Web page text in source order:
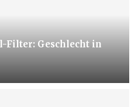
Filter: Geschlecht in